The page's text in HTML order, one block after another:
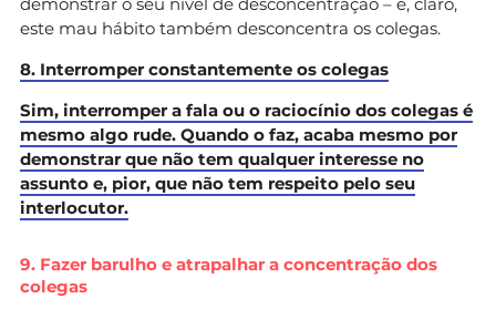
este mau hábito também desconcentra os colegas.
8. Interromper constantemente os colegas
Sim, interromper a fala ou o raciocínio dos colegas é
mesmo algo rude. Quando o faz, acaba mesmo por
demonstrar que não tem qualquer interesse no
assunto e, pior, que não tem respeito pelo seu
interlocutor.
9. Fazer barulho e atrapalhar a concentração dos
colegas